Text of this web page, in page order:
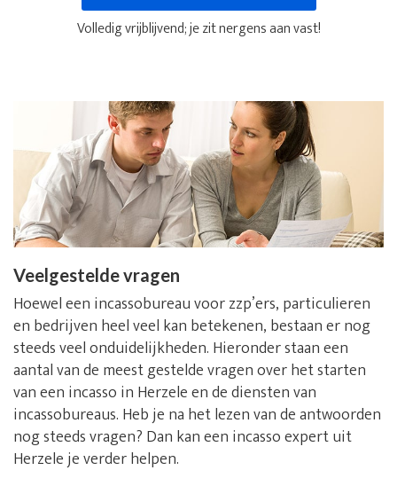
Volledig vrijblijvend; je zit nergens aan vast!
Veelgestelde vragen
Hoewel een incassobureau voor zzp’ers, particulieren
en bedrijven heel veel kan betekenen, bestaan er nog
steeds veel onduidelijkheden. Hieronder staan een
aantal van de meest gestelde vragen over het starten
van een incasso in Herzele en de diensten van
incassobureaus. Heb je na het lezen van de antwoorden
nog steeds vragen? Dan kan een incasso expert uit
Herzele je verder helpen.